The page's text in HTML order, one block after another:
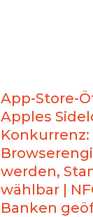
App-Store-
Apples
werden,
wählbar |
Banken